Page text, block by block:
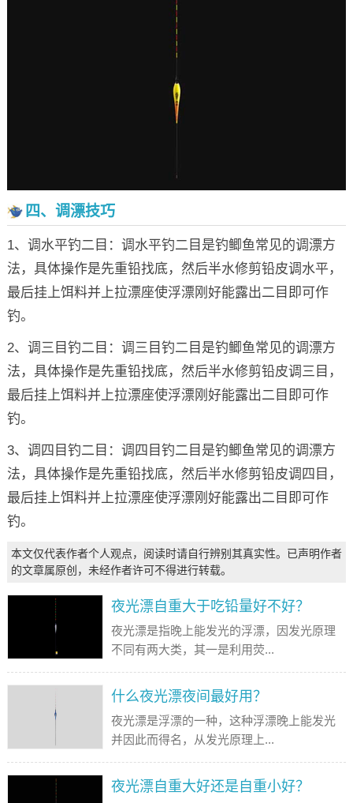
四、调漂技巧
1、调水平钓二目：调水平钓二目是钓鲫鱼常见的调漂方
法，具体操作是先重铅找底，然后半水修剪铅皮调水平，
最后挂上饵料并上拉漂座使浮漂刚好能露出二目即可作
钓。
2、调三目钓二目：调三目钓二目是钓鲫鱼常见的调漂方
法，具体操作是先重铅找底，然后半水修剪铅皮调三目，
最后挂上饵料并上拉漂座使浮漂刚好能露出二目即可作
钓。
3、调四目钓二目：调四目钓二目是钓鲫鱼常见的调漂方
法，具体操作是先重铅找底，然后半水修剪铅皮调四目，
最后挂上饵料并上拉漂座使浮漂刚好能露出二目即可作
钓。
本文仅代表作者个人观点，阅读时请自行辨别其真实性。已声明作者
的文章属原创，未经作者许可不得进行转载。
夜光漂自重大于吃铅量好不好？
夜光漂是指晚上能发光的浮漂，因发光原理
不同有两大类，其一是利用荧...
什么夜光漂夜间最好用？
夜光漂是浮漂的一种，这种浮漂晚上能发光
并因此而得名，从发光原理上...
夜光漂自重大好还是自重小好？